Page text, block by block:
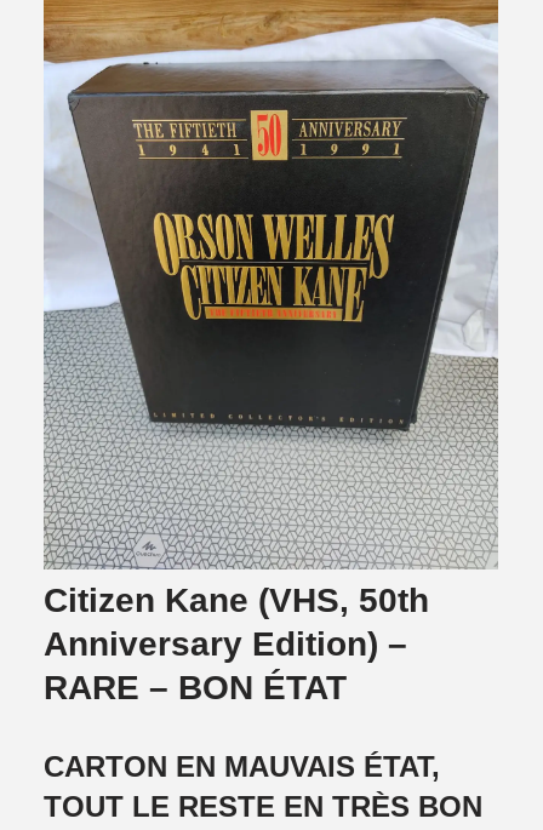
Citizen Kane (VHS, 50th
Anniversary Edition) –
RARE – BON ÉTAT
CARTON EN MAUVAIS ÉTAT,
TOUT LE RESTE EN TRÈS BON